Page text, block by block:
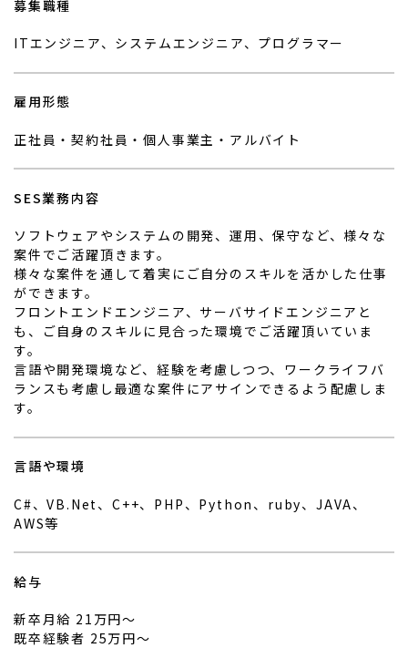
募集職種
ITエンジニア、システムエンジニア、プログラマー
雇用形態
正社員・契約社員・個人事業主・アルバイト
SES業務内容
ソフトウェアやシステムの開発、運用、保守など、様々な
案件でご活躍頂きます。
様々な案件を通して着実にご自分のスキルを活かした仕事
ができます。
フロントエンドエンジニア、サーバサイドエンジニアと
も、ご自身のスキルに見合った環境でご活躍頂いていま
す。
言語や開発環境など、経験を考慮しつつ、ワークライフバ
ランスも考慮し最適な案件にアサインできるよう配慮しま
す。
言語や環境
C#、VB.Net、C++、PHP、Python、ruby、JAVA、
AWS等
給与
新卒月給 21万円～
既卒経験者 25万円～